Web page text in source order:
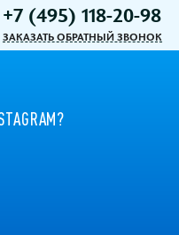
+7 (495) 118-20-98
ЗАКАЗАТЬ ОБРАТНЫЙ ЗВОНОК